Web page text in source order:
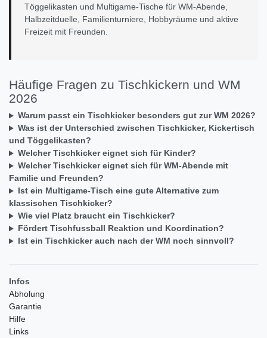
Töggelikasten und Multigame-Tische für WM-Abende,
Halbzeitduelle, Familienturniere, Hobbyräume und aktive
Freizeit mit Freunden.
Häufige Fragen zu Tischkickern und WM
2026
Warum passt ein Tischkicker besonders gut zur WM 2026?
Was ist der Unterschied zwischen Tischkicker, Kickertisch
und Töggelikasten?
Welcher Tischkicker eignet sich für Kinder?
Welcher Tischkicker eignet sich für WM-Abende mit
Familie und Freunden?
Ist ein Multigame-Tisch eine gute Alternative zum
klassischen Tischkicker?
Wie viel Platz braucht ein Tischkicker?
Fördert Tischfussball Reaktion und Koordination?
Ist ein Tischkicker auch nach der WM noch sinnvoll?
Infos
Abholung
Garantie
Hilfe
Links